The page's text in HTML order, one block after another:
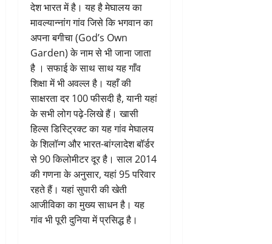
देश भारत में है। यह है मेघालय का
मावल्यान्नांग गांव जिसे कि भगवान का
अपना बगीचा (God’s Own
Garden) के नाम से भी जाना जाता
है । सफाई के साथ साथ यह गाँव
शिक्षा में भी अवल्ल है। यहाँ की
साक्षरता दर 100 फीसदी है, यानी यहां
के सभी लोग पढ़े-लिखे हैं। खासी
हिल्स डिस्ट्रिक्ट का यह गांव मेघालय
के शिलॉन्ग और भारत-बांग्लादेश बॉर्डर
से 90 किलोमीटर दूर है। साल 2014
की गणना के अनुसार, यहां 95 परिवार
रहते हैं। यहां सुपारी की खेती
आजीविका का मुख्य साधन है। यह
गांव भी पूरी दुनिया में प्रसिद्ध है।